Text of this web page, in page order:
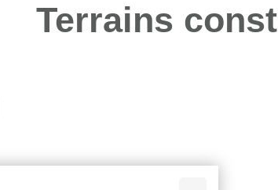
Terrains